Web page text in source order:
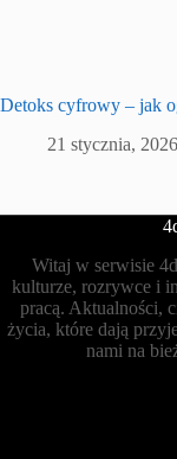
Detoks cyfrowy – jak
21 stycznia, 2026
Witaj w serwisie
kulturze, rozrywce i
pracą. Aktualności,
życia, które dają
nami na